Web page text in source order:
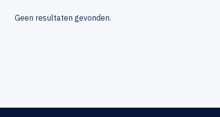
Geen resultaten gevonden.